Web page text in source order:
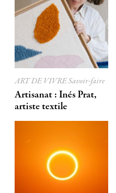
ART DE VIVRESavoir-faire
Artisanat : Inés Prat,
artiste textile